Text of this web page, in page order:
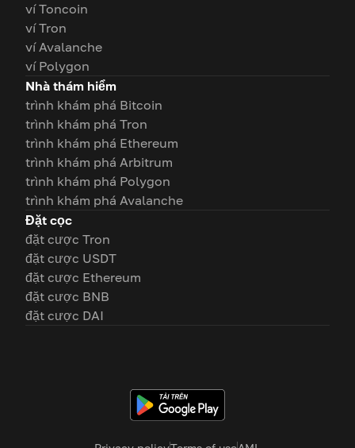
ví Toncoin
ví Tron
ví Avalanche
ví Polygon
Nhà thám hiểm
trình khám phá Bitcoin
trình khám phá Tron
trình khám phá Ethereum
trình khám phá Arbitrum
trình khám phá Polygon
trình khám phá Avalanche
Đặt cọc
đặt cược Tron
đặt cược USDT
đặt cược Ethereum
đặt cược BNB
đặt cược DAI